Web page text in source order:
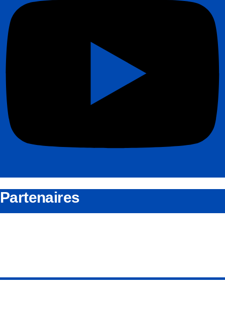
Partenaires